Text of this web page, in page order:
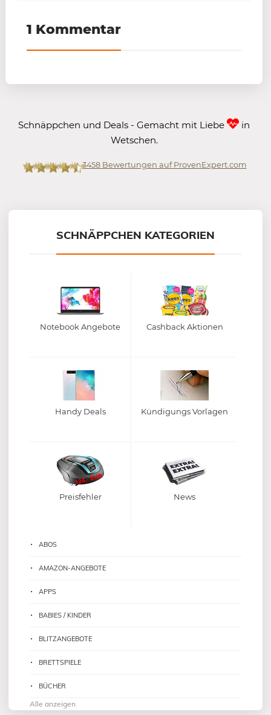
1 Kommentar
Schnäppchen und Deals - Gemacht mit Liebe
in
Wetschen.
3458Bewertungen auf ProvenExpert.com
SCHNÄPPCHEN KATEGORIEN
Notebook Angebote Cashback Aktionen
Handy Deals Kündigungs Vorlagen
Preisfehler News
ABOS
AMAZON-ANGEBOTE
APPS
BABIES / KINDER
BLITZANGEBOTE
BRETTSPIELE
BÜCHER
Alle anzeigen